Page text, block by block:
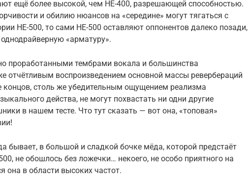
ещё более высокой, чем HE-400, разрешающей способностью.
и обилию нюансов на «середине» могут тягаться с
HE-500, то сами HE-500 оставляют оппонентов далеко позади,
«арматуру».
проработанными тембрами вокала и большинства
отчётливым воспроизведением основной массы ревербераций
концов, столь же убедительным ощущением реализма
действа, не могут похвастать ни одни другие
в нашем тесте. Что тут сказать — вот она, «топовая»
бывает, в большой и сладкой бочке мёда, которой предстаёт
не обошлось без ложечки… некоего, не особо приятного на
она в области высоких частот.